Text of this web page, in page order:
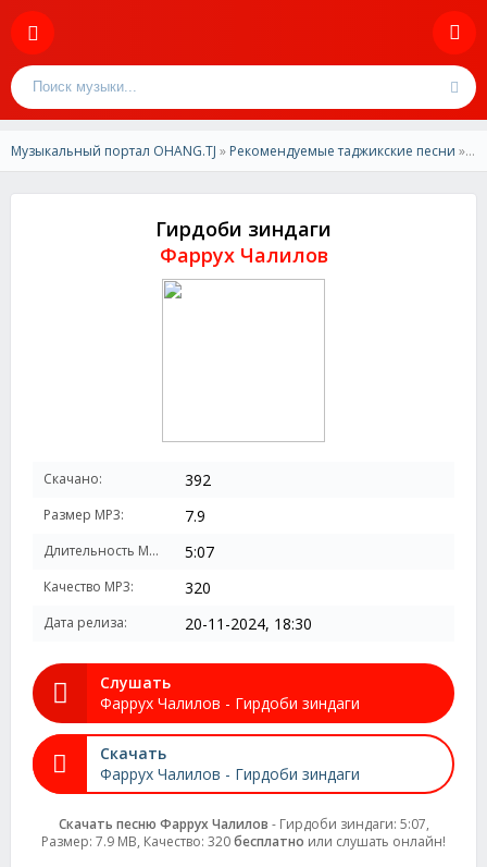
Музыкальный портал OHANG.TJ » Рекомендуемые таджикские песни » Фаррух Чалилов - Гирдоби зиндаги
Гирдоби зиндаги
Фаррух Чалилов
Скачано: 392
Размер MP3: 7.9
Длительность MP3: 5:07
Качество MP3: 320
Дата релиза: 20-11-2024, 18:30
Слушать
Фаррух Чалилов - Гирдоби зиндаги
Скачать
Фаррух Чалилов - Гирдоби зиндаги
Скачать песню Фаррух Чалилов - Гирдоби зиндаги: 5:07,
Размер: 7.9 MB, Качество: 320бесплатно или слушать онлайн!